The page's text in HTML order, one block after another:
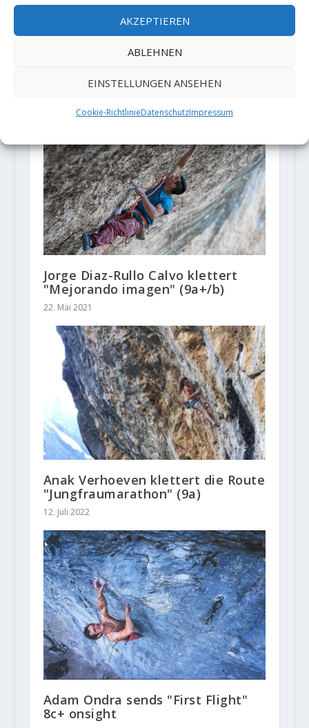
AKZEPTIEREN
ABLEHNEN
EINSTELLUNGEN ANSEHEN
Cookie-RichtlinieDatenschutzImpressum
repetition of "No Pain, No Gain"
10. September 2018
Jorge Diaz-Rullo Calvo klettert
"Mejorando imagen" (9a+/b)
22. Mai 2021
Anak Verhoeven klettert die Route
"Jungfraumarathon" (9a)
12. Juli 2022
Adam Ondra sends "First Flight"
8c+ onsight